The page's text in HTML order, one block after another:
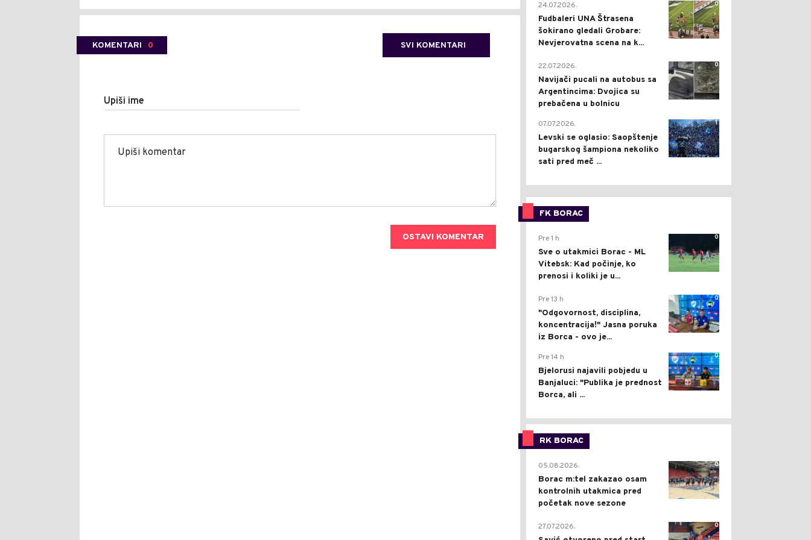
KOMENTARI 0 SVI KOMENTARI
Upiši ime
OSTAVI KOMENTAR
0
24.07.2026.
Fudbaleri UNA Štrasena
šokirano gledali Grobare:
Nevjerovatna scena na k...
0
22.07.2026.
Navijači pucali na autobus sa
Argentincima: Dvojica su
prebačena u bolnicu
1
07.07.2026.
Levski se oglasio: Saopštenje
bugarskog šampiona nekoliko
sati pred meč ...
FK BORAC
0
Pre 1 h
Sve o utakmici Borac - ML
Vitebsk: Kad počinje, ko
prenosi i koliki je u...
0
Pre 13 h
"Odgovornost, disciplina,
koncentracija!" Jasna poruka
iz Borca - ovo je...
0
Pre 14 h
Bjelorusi najavili pobjedu u
Banjaluci: "Publika je prednost
Borca, ali ...
RK BORAC
0
05.08.2026.
Borac m:tel zakazao osam
kontrolnih utakmica pred
početak nove sezone
0
27.07.2026.